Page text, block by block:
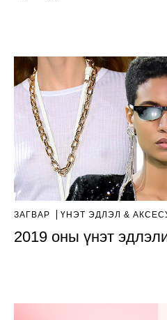
ЗАГВАР ҮНЭТ ЭДЛЭЛ &
2019 оны үнэт